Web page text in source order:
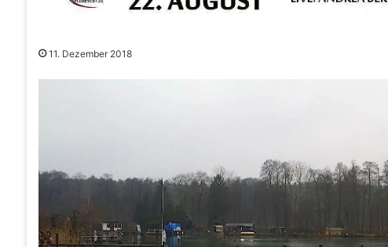
11. Dezember 2018